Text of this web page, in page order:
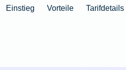
Einstieg Vorteile Tarifdetails